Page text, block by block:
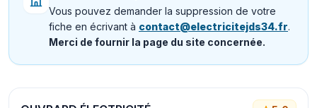
Vous pouvez demander la suppression de votre
fiche en écrivant à contact@electricitejds34.fr.
Merci de fournir la page du site concernée.